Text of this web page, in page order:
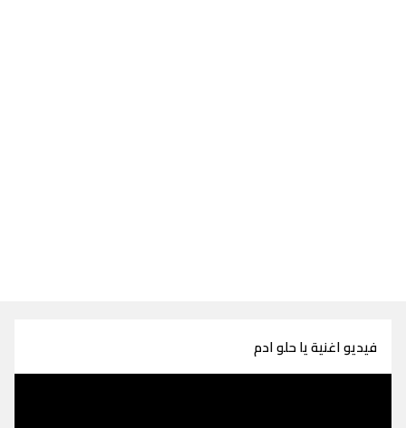
فيديو اغنية يا حلو ادم